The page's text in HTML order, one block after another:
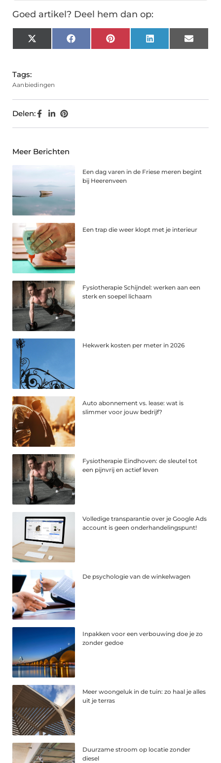
Goed artikel? Deel hem dan op:
X
(Twitter)
FacebookPinterest LinkedIn Email
Tags:
Aanbiedingen
Delen:
Meer Berichten
Een dag varen in de Friese meren begint
bij Heerenveen
Een trap die weer klopt met je interieur
Fysiotherapie Schijndel: werken aan een
sterk en soepel lichaam
Hekwerk kosten per meter in 2026
Auto abonnement vs. lease: wat is
slimmer voor jouw bedrijf?
Fysiotherapie Eindhoven: de sleutel tot
een pijnvrij en actief leven
Volledige transparantie over je Google Ads
account is geen onderhandelingspunt!
De psychologie van de winkelwagen
Inpakken voor een verbouwing doe je zo
zonder gedoe
Meer woongeluk in de tuin: zo haal je alles
uit je terras
Duurzame stroom op locatie zonder
diesel